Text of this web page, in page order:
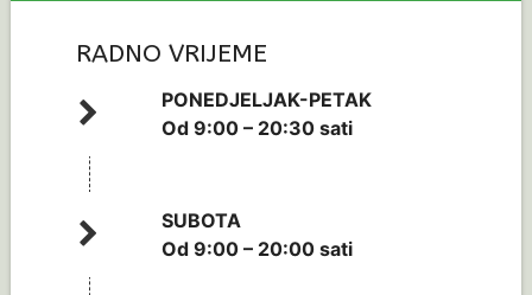
RADNO VRIJEME
PONEDJELJAK-PETAK
Od 9:00 – 20:30 sati
SUBOTA
Od 9:00 – 20:00 sati